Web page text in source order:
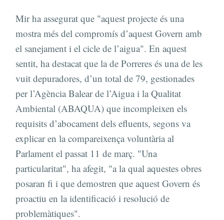
Mir ha assegurat que "aquest projecte és una
mostra més del compromís d’aquest Govern amb
el sanejament i el cicle de l’aigua". En aquest
sentit, ha destacat que la de Porreres és una de les
vuit depuradores, d’un total de 79, gestionades
per l’Agència Balear de l’Aigua i la Qualitat
Ambiental (ABAQUA) que incompleixen els
requisits d’abocament dels efluents, segons va
explicar en la compareixença voluntària al
Parlament el passat 11 de març. "Una
particularitat", ha afegit, "a la qual aquestes obres
posaran fi i que demostren que aquest Govern és
proactiu en la identificació i resolució de
problemàtiques".